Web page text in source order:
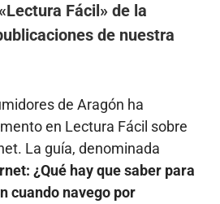
Fácil» de la
de nuestra
de Aragón ha
en Lectura Fácil sobre
La guía, denominada
¿Qué hay que saber para
cuando navego por